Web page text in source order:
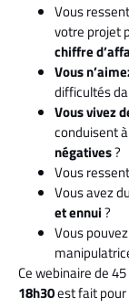
Vous
votre projet
chiffre
Vous
difficultés
Vous vivez
conduisent
négatives?
Vous
Vous avez
et ennui?
Vous
Ce webinaire de
18h30est fait pour